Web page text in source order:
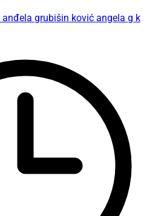
anđela grubišin ković angela g k